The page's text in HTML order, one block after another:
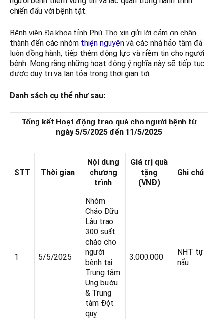
chiến đấu với bệnh tật.
Bệnh viện Đa khoa tỉnh Phú Thọ xin gửi lời cảm ơn chân
thành đến các nhóm thiện nguyện và các nhà hảo tâm đã
luôn đồng hành, tiếp thêm động lực và niềm tin cho người
bệnh. Mong rằng những hoạt động ý nghĩa này sẽ tiếp tục
được duy trì và lan tỏa trong thời gian tới.
Danh sách cụ thể như sau:
Tổng kết Hoạt động trao quà cho người bệnh từ
ngày 5/5/2025 đến 11/5/2025
STT Thời gian
Nội dung
chương
trình
Giá trị quà
tặng
(VNĐ)
Ghi chú
1 5/5/2025
Nhóm
Cháo Dữu
Lâu trao
300 suất
cháo cho
người
bệnh tại
Trung tâm
Ung bướu
& Trung
tâm Đột
quỵ
3.000.000
NHT tự
nấu